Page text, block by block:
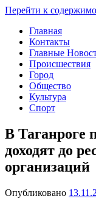
Перейти к
Новости
Таганрога
Общество,
Происшествия,
Спорт,
Новости
Города
Главная
Контакты
Главные
Происшествия
Город
Общество
Культура
Спорт
В Таганроге
доходят до
организаций
Опубликовано